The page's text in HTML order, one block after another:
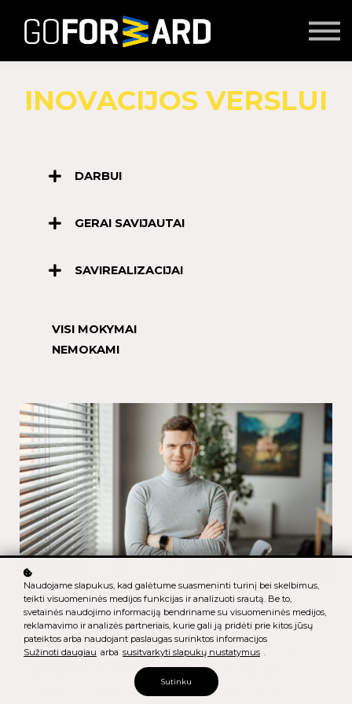
Seminarai
Prisijungti
INOVACIJOS VERSLUI
DARBUI
GERAI SAVIJAUTAI
SAVIREALIZACIJAI
VISI MOKYMAI
NEMOKAMI
TIESIOGINĖS PASKAITOS ĮRAŠAS
AI GALIMYBĖS VERSLE: KAIP PRAKTIŠKAI
PRITAIKYTI DIRBTINĮ INTELEKTĄ
„Dirbtinis intelektas – jau nebe ateities tema, o šiandienos“, – sako
skaitmenizacijos ir dizaino mąstysenos praktikas Gediminas
Buivydas. Anot profesionalo, be ChatGPT, kuris jau tapo dirbtinio
intelekto eros simboliu, yra ir daugiau įrankių, kurie gali būti
Naudojame slapukus, kad galėtume suasmeninti turinį bei skelbimus,
teikti visuomeninės medijos funkcijas ir analizuoti srautą. Be to,
svetainės naudojimo informaciją bendriname su visuomeninės medijos,
reklamavimo ir analizės partneriais, kurie gali ją pridėti prie kitos jūsų
pateiktos arba naudojant paslaugas surinktos informacijos
Sužinoti daugiau arba susitvarkyti slapukų nustatymus .
Sutinku